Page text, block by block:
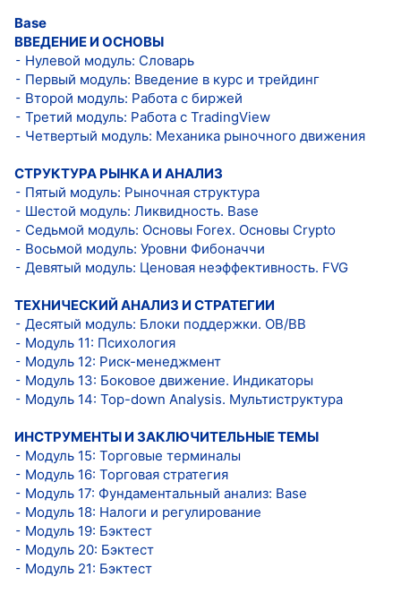
Base
ВВЕДЕНИЕ И ОСНОВЫ
⁃ Нулевой модуль: Словарь
⁃ Первый модуль: Введение в курс и трейдинг
⁃ Второй модуль: Работа с биржей
⁃ Третий модуль: Работа с TradingView
⁃ Четвертый модуль: Механика рыночного движения
СТРУКТУРА РЫНКА И АНАЛИЗ
⁃ Пятый модуль: Рыночная структура
⁃ Шестой модуль: Ликвидность. Base
⁃ Седьмой модуль: Основы Forex. Основы Crypto
⁃ Восьмой модуль: Уровни Фибоначчи
⁃ Девятый модуль: Ценовая неэффективность. FVG
ТЕХНИЧЕСКИЙ АНАЛИЗ И СТРАТЕГИИ
⁃ Десятый модуль: Блоки поддержки. OB/BB
⁃ Модуль 11: Психология
⁃ Модуль 12: Риск-менеджмент
⁃ Модуль 13: Боковое движение. Индикаторы
⁃ Модуль 14: Top-down Analysis. Мультиструктура
ИНСТРУМЕНТЫ И ЗАКЛЮЧИТЕЛЬНЫЕ ТЕМЫ
⁃ Модуль 15: Торговые терминалы
⁃ Модуль 16: Торговая стратегия
⁃ Модуль 17: Фундаментальный анализ: Base
⁃ Модуль 18: Налоги и регулирование
⁃ Модуль 19: Бэктест
⁃ Модуль 20: Бэктест
⁃ Модуль 21: Бэктест